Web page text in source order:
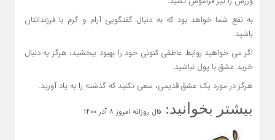
به نفع شما خواهد بود که به دنبال گفتگویی آرام و گرم با فرزندانتان
باشید.
اگر می خواهید روابط عاطفی کنونی خود را بهبود ببخشید، هرگز به دنبال
خرید عشق با پول نباشید.
هرگز در مورد یک عشق قدیمی، سعی نکنید که گذشته را به یاد آورید.
بیشتر بخوانید: فال روزانه امروز ۸ آذر ۱۴۰۰